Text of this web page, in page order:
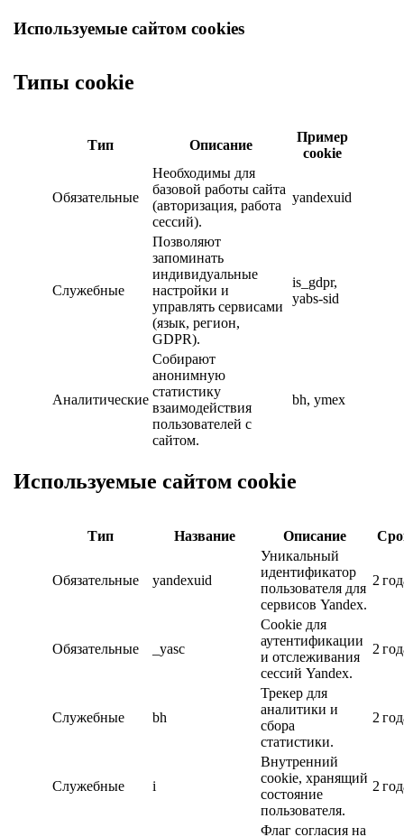
Используемые сайтом cookies
Типы cookie
Тип Описание
Пример
cookie
Обязательные
Необходимы для
базовой работы сайта
(авторизация, работа
сессий).
yandexuid
Служебные
Позволяют
запоминать
индивидуальные
настройки и
управлять сервисами
(язык, регион,
GDPR).
is_gdpr,
yabs-sid
Аналитические
Собирают
анонимную
статистику
взаимодействия
пользователей с
сайтом.
bh, ymex
Используемые сайтом cookie
Тип Название Описание
Обязательные yandexuid
Уникальный
идентификатор
пользователя для
сервисов Yandex.
2
Обязательные _yasc
Cookie для
аутентификации
и отслеживания
сессий Yandex.
2
Служебные bh
Трекер для
аналитики и
сбора
статистики.
2
Служебные i
Внутренний
cookie, хранящий
состояние
пользователя.
2
Флаг согласия на